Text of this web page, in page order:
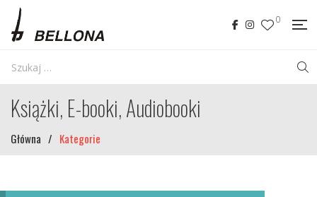
0
Książki, E-booki, Audiobooki
Główna / Kategorie